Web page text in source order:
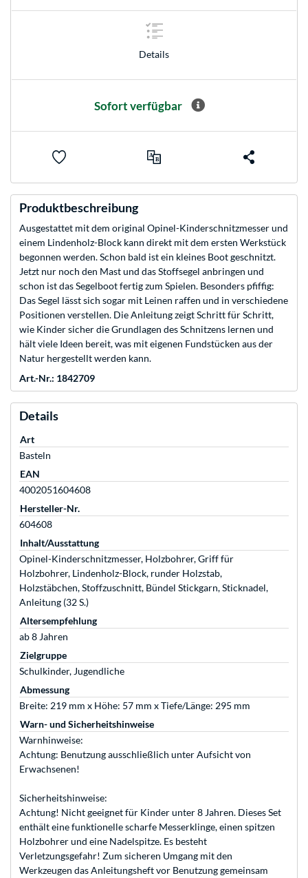
Details
Sofort verfügbar
Produktbeschreibung
Ausgestattet mit dem original Opinel-Kinderschnitzmesser und
einem Lindenholz-Block kann direkt mit dem ersten Werkstück
begonnen werden. Schon bald ist ein kleines Boot geschnitzt.
Jetzt nur noch den Mast und das Stoffsegel anbringen und
schon ist das Segelboot fertig zum Spielen. Besonders pfiffig:
Das Segel lässt sich sogar mit Leinen raffen und in verschiedene
Positionen verstellen. Die Anleitung zeigt Schritt für Schritt,
wie Kinder sicher die Grundlagen des Schnitzens lernen und
hält viele Ideen bereit, was mit eigenen Fundstücken aus der
Natur hergestellt werden kann.
Art.-Nr.: 1842709
Details
Art
Basteln
EAN
4002051604608
Hersteller-Nr.
604608
Inhalt/Ausstattung
Opinel-Kinderschnitzmesser, Holzbohrer, Griff für
Holzbohrer, Lindenholz-Block, runder Holzstab,
Holzstäbchen, Stoffzuschnitt, Bündel Stickgarn, Sticknadel,
Anleitung (32 S.)
Altersempfehlung
ab 8 Jahren
Zielgruppe
Schulkinder, Jugendliche
Abmessung
Breite: 219 mm x Höhe: 57 mm x Tiefe/Länge: 295 mm
Warn- und Sicherheitshinweise
Warnhinweise:
Achtung: Benutzung ausschließlich unter Aufsicht von
Erwachsenen!
Sicherheitshinweise:
Achtung! Nicht geeignet für Kinder unter 8 Jahren. Dieses Set
enthält eine funktionelle scharfe Messerklinge, einen spitzen
Holzbohrer und eine Nadelspitze. Es besteht
Verletzungsgefahr! Zum sicheren Umgang mit den
Werkzeugen das Anleitungsheft vor Benutzung gemeinsam